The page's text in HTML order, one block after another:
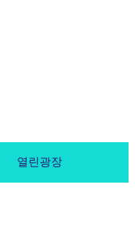
열린광장